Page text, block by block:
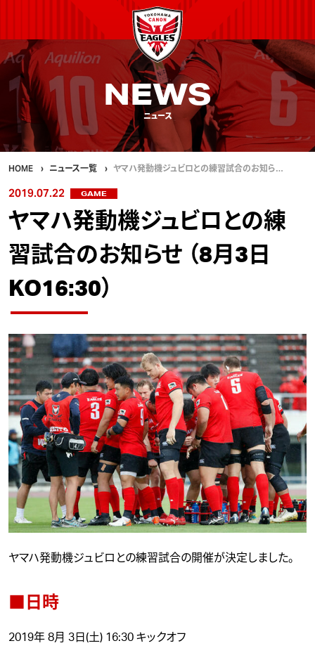
NEWS
ニュース
HOME ニュース一覧 ヤマハ発動機ジュビロとの練習試合のお知ら…
2019.07.22 GAME
ヤマハ発動機ジュビロとの練
習試合のお知らせ （8月3日
KO16:30）
ヤマハ発動機ジュビロとの練習試合の開催が決定しました。
■日時
2019年 8月 3日(土) 16:30 キックオフ